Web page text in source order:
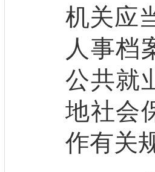
机关应
人事档
公共就
地社会
作有关